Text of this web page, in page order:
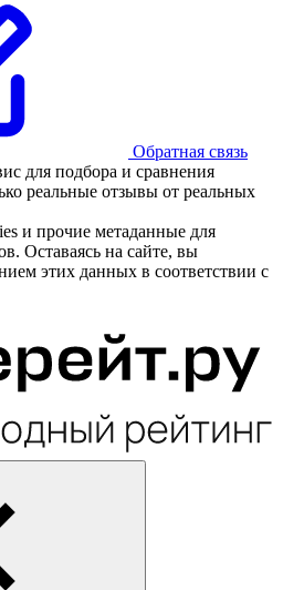
Обратная связь
для подбора и сравнения
реальные отзывы от реальных
и прочие метаданные для
Оставаясь на сайте, вы
этих данных в соответствии с